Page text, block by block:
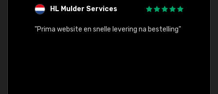
HL Mulder Services
"Prima website en snelle levering na bestelling"